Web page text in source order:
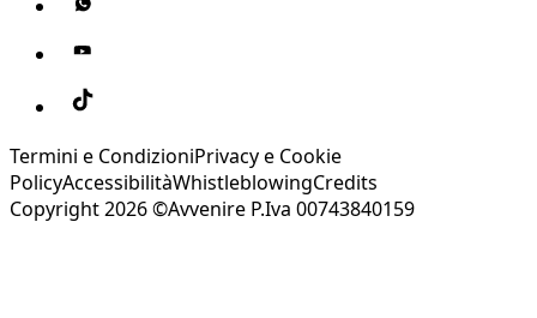
Termini e CondizioniPrivacy e Cookie
PolicyAccessibilitàWhistleblowingCredits
Copyright 2026 ©Avvenire P.Iva 00743840159